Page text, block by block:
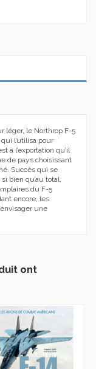
léger, le Northrop F-5
l’utilisa pour
à l’exportation qu’il
de pays choisissant
Succès qui se
bien qu’au total,
du F-5
encore, les
une
ont